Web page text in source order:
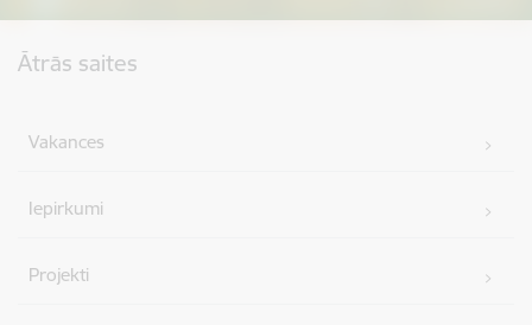
Ātrās saites
Vakances
Iepirkumi
Projekti